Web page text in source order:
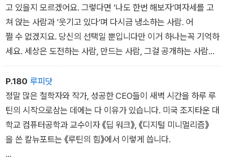
고 있을지 모르겠어요. 그렇다면 ‘나도 한번 해보자‘며자세를 고
쳐 앉는 사람과 ‘웃기고 있다‘며 다시금 냉소하는 사람. 어
쩔 수 없겠지요. 당신의 선택일 뿐입니다만 이거 하나는꼭 기억하
세요. 세상은 도전하는 사람, 만드는 사람, 그걸 공개하는 사람
을 위해 열린 무대입니다. 열심히 하는 사람에게는 반드시 성취
할 기회가 열릴 거라고 앞선 위인들이 증언합니다. 다행히, 세상
은 냉소주의자의 방식으로 돌아가지 않거든요.
P.180 루피닷
정말 많은 철학자와 작가, 성공한 CEO들이 새벽 시간을 하루 루
틴의 시작으로삼는 데에는 다 이유가 있습니다. 미국 조지타운 대
학교 컴퓨터공학과 교수이자 《딥 워크》, 《디지털 미니멀리즘》
을 쓴 칼뉴포트는 《루틴의 힘》에서 이렇게 씁니다.